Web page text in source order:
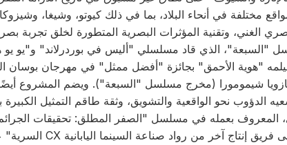
مختلفة في أنحاء البلاد، بما في ذلك كيوتو، وشيغا،
"السبعة"، الذي قاد مسلسلي "أليس في بوردرلاند" و"يو
"هوية الأحمق" بجائزة "أفضل ممثل" في مهرجان بوسان
وكازويا شيمومورا (مخرج مسلسل "السبعة"). ويضم المشروع
الدؤوب نحو الواقعية والتشويق، وثقة طاقم التمثيل
المعروف بعمله في مسلسل "الصفر المطلق: تحقيقات